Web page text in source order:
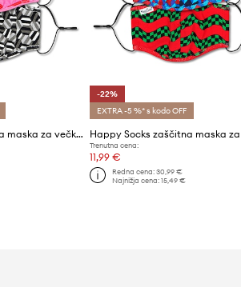
Happy Socks zaščitna maska za večkratno uporabo (3-PACK)
-22%
EXTRA -5 %* s kodo OFF
Trenutna cena:
11,99 €
Redna cena: 30,99 €
Najnižja cena: 15,49 €